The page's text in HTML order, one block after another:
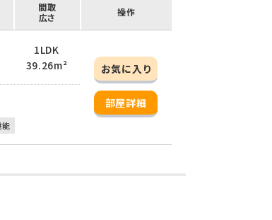
間取
広さ
操作
1LDK
39.26m²
お気に入り
部屋詳細
能